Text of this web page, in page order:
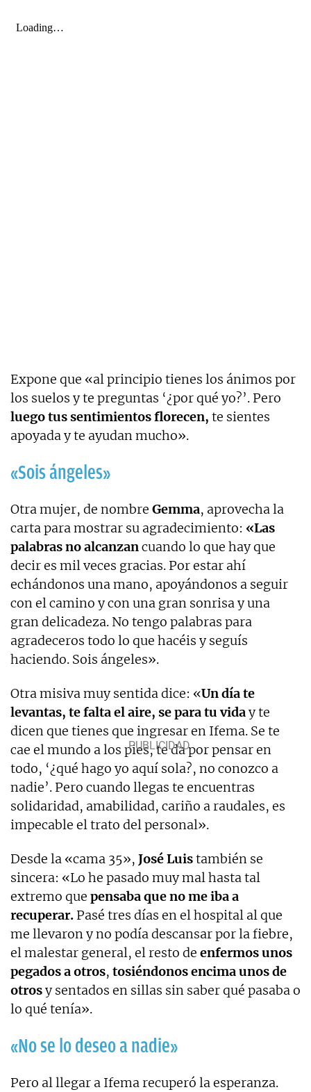
Expone que «al principio tienes los ánimos por
los suelos y te preguntas ‘¿por qué yo?’. Pero
luego tus sentimientos florecen, te sientes
apoyada y te ayudan mucho».
«Sois ángeles»
Otra mujer, de nombre Gemma, aprovecha la
carta para mostrar su agradecimiento: «Las
palabras no alcanzancuando lo que hay que
decir es mil veces gracias. Por estar ahí
echándonos una mano, apoyándonos a seguir
con el camino y con una gran sonrisa y una
gran delicadeza. No tengo palabras para
agradeceros todo lo que hacéis y seguís
haciendo. Sois ángeles».
Otra misiva muy sentida dice: «Un día te
levantas, te falta el aire, se para tu viday te
dicen que tienes que ingresar en Ifema. Se te
cae el mundo a los pies, te da por pensar en
todo, ‘¿qué hago yo aquí sola?, no conozco a
nadie’. Pero cuando llegas te encuentras
solidaridad, amabilidad, cariño a raudales, es
impecable el trato del personal».
Desde la «cama 35», José Luistambién se
sincera: «Lo he pasado muy mal hasta tal
extremo que pensaba que no me iba a
recuperar. Pasé tres días en el hospital al que
me llevaron y no podía descansar por la fiebre,
el malestar general, el resto de enfermos unos
pegados a otros, tosiéndonos encima unos de
otrosy sentados en sillas sin saber qué pasaba o
lo qué tenía».
«No se lo deseo a nadie»
Pero al llegar a Ifema recuperó la esperanza.